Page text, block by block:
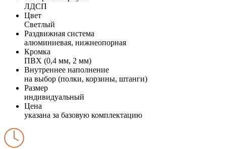
ЛДСП
Цвет
Светлый
Раздвижная система
алюминиевая, нижнеопорная
Кромка
ПВХ (0,4 мм, 2 мм)
Внутреннее наполнение
на выбор (полки, корзины, штанги)
Размер
индивидуальный
Цена
указана за базовую комплектацию